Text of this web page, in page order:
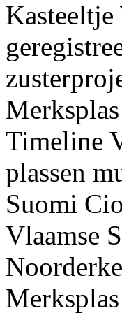
Timeline
plassen
Suomi
Vlaamse